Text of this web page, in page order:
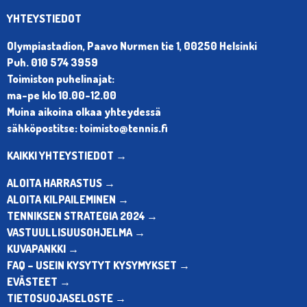
YHTEYSTIEDOT
Olympiastadion, Paavo Nurmen tie 1, 00250 Helsinki
Puh. 010 574 3959
Toimiston puhelinajat:
ma-pe klo 10.00-12.00
Muina aikoina olkaa yhteydessä
sähköpostitse: toimisto@tennis.fi
KAIKKI YHTEYSTIEDOT →
ALOITA HARRASTUS →
ALOITA KILPAILEMINEN →
TENNIKSEN STRATEGIA 2024 →
VASTUULLISUUSOHJELMA →
KUVAPANKKI →
FAQ – USEIN KYSYTYT KYSYMYKSET →
EVÄSTEET →
TIETOSUOJASELOSTE →